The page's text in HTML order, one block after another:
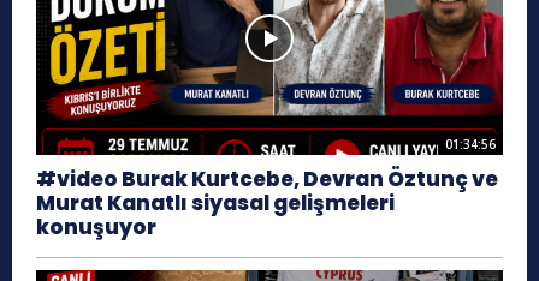
01:34:56
#video Burak Kurtcebe, Devran Öztunç ve
Murat Kanatlı siyasal gelişmeleri
konuşuyor